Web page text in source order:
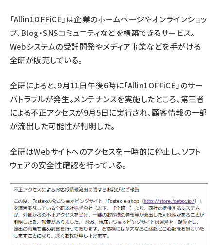
「Allin1OFFiCE」は企業のホームページやオンラインショッ
プ、Blog・SNSコミュニティなどを構築できるサービス。
Webシステムの受託開発やメディア事業などを手がける
全研が販売している。
全研によると、9月11日午後6時に「Allin1OFFiCE」のサー
バトラブルが発生。メンテナンスを実施したところ、第三者
による不正アクセスが9月5日に実行され、顧客情報の一部
が流出した可能性が判明した。
全研はWebサイトへのアクセスを一時的に停止し、ソフト
ウェアの安全性確認を行っている。